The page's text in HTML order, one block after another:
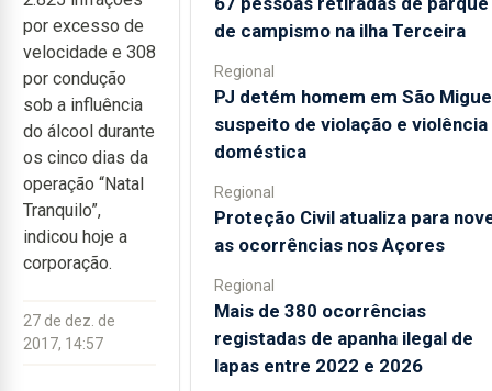
por excesso de
velocidade e 308
por condução
sob a influência
do álcool durante
os cinco dias da
operação “Natal
Tranquilo”,
indicou hoje a
corporação.
27 de dez. de
2017, 14:57
de campismo na ilha Terceira
Regional
PJ detém homem em São
suspeito de violação e violência
doméstica
Regional
Proteção Civil atualiza para
as ocorrências nos Açores
Regional
Mais de 380 ocorrências
registadas de apanha ilegal de
lapas entre 2022 e 2026